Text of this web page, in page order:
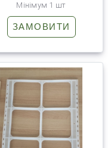
Мінімум 1 шт
ЗАМОВИТИ